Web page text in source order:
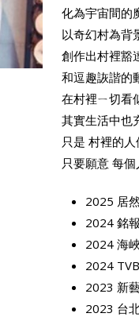
化為宇宙間的
以奇幻村為背
創作出村裡豁
和逗趣詼諧的
在村裡ㄧ切看
其實生活中也
只是 村裡的
只要願意 每
2025 居
2024 銘
2024 海
2024
2023 新
2023 台